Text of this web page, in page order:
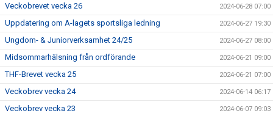
Veckobrevet vecka 26 2024-06-28 07:00
Uppdatering om A-lagets sportsliga ledning 2024-06-27 19:30
Ungdom- & Juniorverksamhet 24/25 2024-06-27 08:00
Midsommarhälsning från ordförande 2024-06-21 09:00
THF-Brevet vecka 25 2024-06-21 07:00
Veckobrev vecka 24 2024-06-14 06:17
Veckobrev vecka 23 2024-06-07 09:03